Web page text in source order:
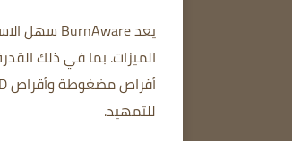
يعد BurnAware سهل الاستخدام، مع واجهة مستخدم بسيطة وبديهية.
الميزات.
للتمهيد.